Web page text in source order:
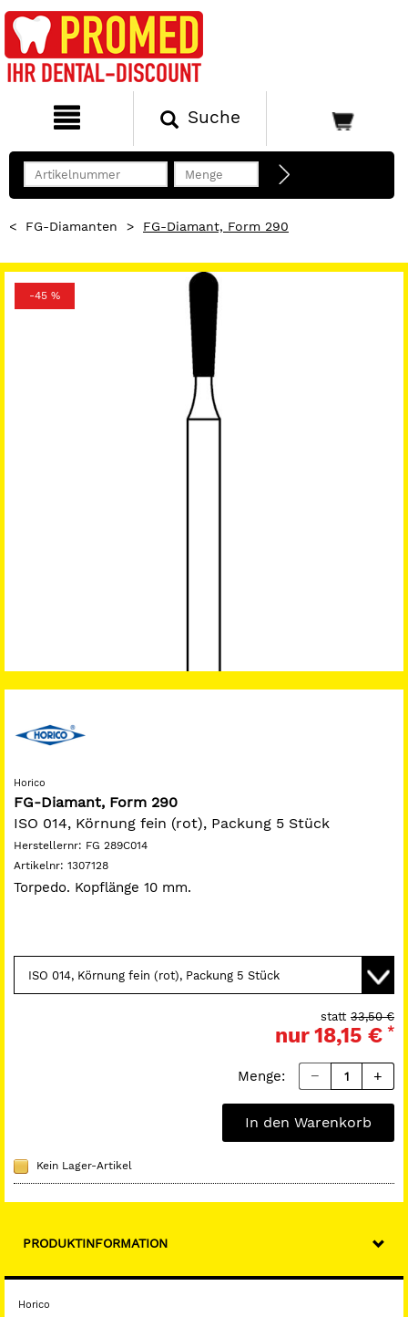
Suche
< FG-Diamanten > FG-Diamant, Form 290
-45 %
Horico
FG-Diamant, Form 290
ISO 014, Körnung fein (rot), Packung 5 Stück
Herstellernr: FG 289C014
Artikelnr: 1307128
Torpedo. Kopflänge 10 mm.
33,50 €
statt
nur18,15 € *
Menge:
In den Warenkorb
Kein Lager-Artikel
PRODUKTINFORMATION
Horico